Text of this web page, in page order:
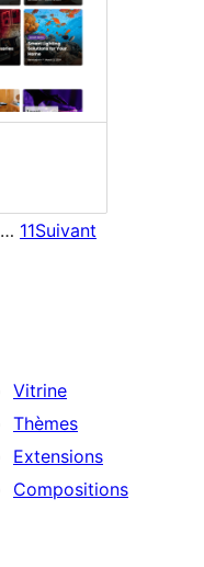
… 11Suivant
Vitrine
Thèmes
Extensions
Compositions